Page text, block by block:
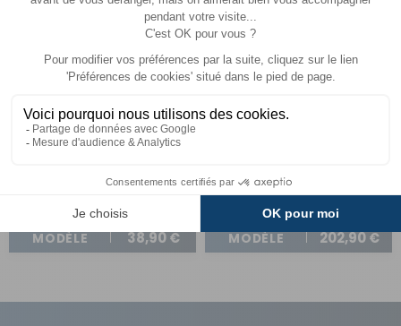
Gaine souple gaz brulés
Réf : P134 EN STOCK
CHOISIR LE
MODÈLE
A partir de :
38,90 €
Airvent
CHOISIR LE
MODÈLE
A partir de :
202,90 €